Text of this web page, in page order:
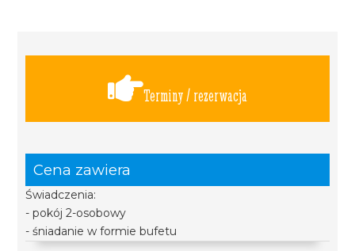
Terminy / rezerwacja
Cena zawiera
Świadczenia:
- pokój 2-osobowy
- śniadanie w formie bufetu